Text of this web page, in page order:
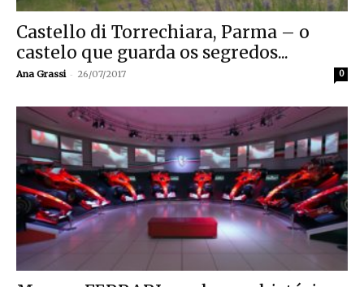
Castello di Torrechiara, Parma – o
castelo que guarda os segredos...
Ana Grassi - 26/07/2017 0